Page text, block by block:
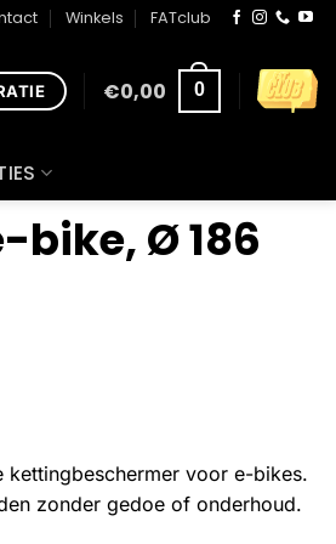
Winkels FATclub
€0,00 0
Ø 186
kettingbeschermer voor e-bikes.
zonder gedoe of onderhoud.